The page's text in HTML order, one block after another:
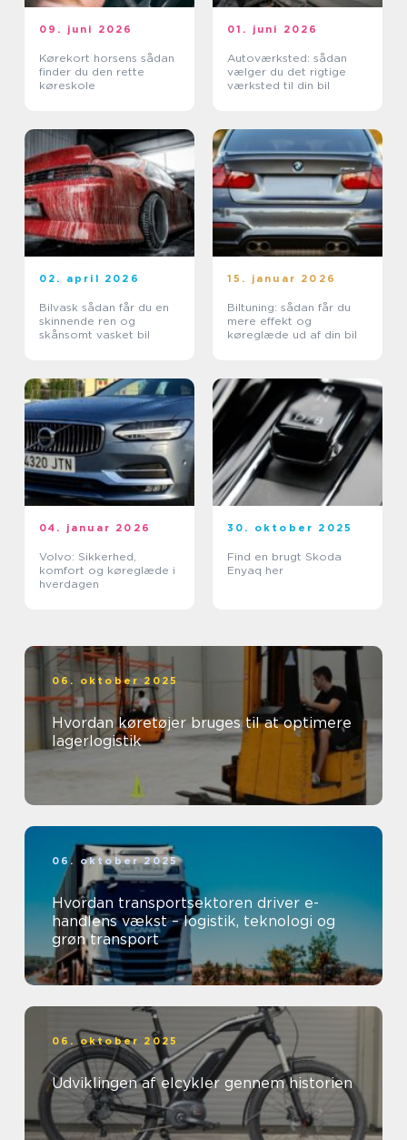
09. juni 2026
Kørekort horsens sådan
finder du den rette
køreskole
01. juni 2026
Autoværksted: sådan
vælger du det rigtige
værksted til din bil
02. april 2026
Bilvask sådan får du en
skinnende ren og
skånsomt vasket bil
15. januar 2026
Biltuning: sådan får du
mere effekt og
køreglæde ud af din bil
04. januar 2026
Volvo: Sikkerhed,
komfort og køreglæde i
hverdagen
30. oktober 2025
Find en brugt Skoda
Enyaq her
06. oktober 2025
Hvordan køretøjer bruges til at optimere
lagerlogistik
06. oktober 2025
Hvordan transportsektoren driver e-
handlens vækst – logistik, teknologi og
grøn transport
06. oktober 2025
Udviklingen af elcykler gennem historien